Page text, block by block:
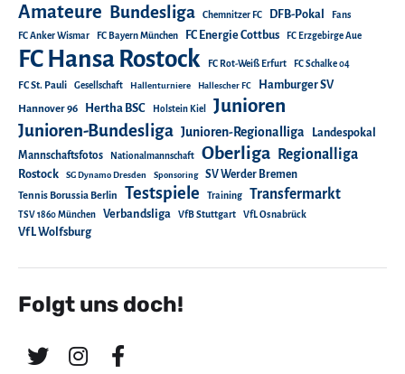
Amateure Bundesliga Chemnitzer FC DFB-Pokal Fans
FC Anker Wismar FC Bayern München FC Energie Cottbus FC Erzgebirge Aue
FC Hansa Rostock FC Rot-Weiß Erfurt FC Schalke 04
FC St. Pauli Gesellschaft Hallenturniere Hallescher FC Hamburger SV
Hannover 96 Hertha BSC Holstein Kiel Junioren
Junioren-Bundesliga Junioren-Regionalliga
Landespokal
Mannschaftsfotos
Nationalmannschaft Oberliga Regionalliga
Rostock SG Dynamo Dresden Sponsoring SV Werder Bremen
Tennis Borussia Berlin Testspiele Training Transfermarkt
TSV 1860 München Verbandsliga VfB Stuttgart VfL Osnabrück
VfL Wolfsburg
Folgt uns doch!